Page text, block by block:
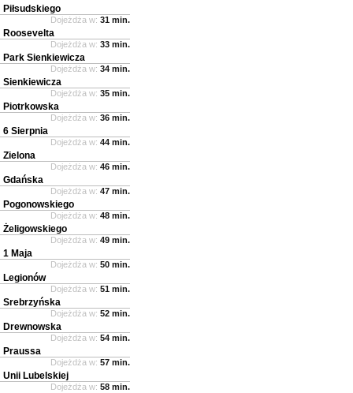
Piłsudskiego
Dojeżdża w: 31 min.
Roosevelta
Dojeżdża w: 33 min.
Park Sienkiewicza
Dojeżdża w: 34 min.
Sienkiewicza
Dojeżdża w: 35 min.
Piotrkowska
Dojeżdża w: 36 min.
6 Sierpnia
Dojeżdża w: 44 min.
Zielona
Dojeżdża w: 46 min.
Gdańska
Dojeżdża w: 47 min.
Pogonowskiego
Dojeżdża w: 48 min.
Żeligowskiego
Dojeżdża w: 49 min.
1 Maja
Dojeżdża w: 50 min.
Legionów
Dojeżdża w: 51 min.
Srebrzyńska
Dojeżdża w: 52 min.
Drewnowska
Dojeżdża w: 54 min.
Praussa
Dojeżdża w: 57 min.
Unii Lubelskiej
Dojeżdża w: 58 min.